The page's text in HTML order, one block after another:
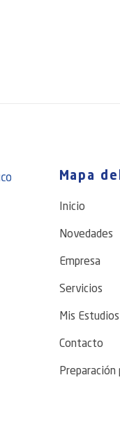
Mapa
Inicio
Novedades
Empresa
Servicios
Mis Estudios
Contacto
Preparación